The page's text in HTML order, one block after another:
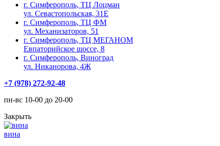
г. Симферополь, ТЦ Лоцман
ул. Севастопольская, 31Е
г. Симферополь, ТЦ ФМ
ул. Механизаторов, 51
г. Симферополь, ТЦ МЕГАНОМ
Евпаторийское шоссе, 8
г. Симферополь, Виноград
ул. Никанорова, 4Ж
+7 (978) 272-92-48
пн-вс 10-00 до 20-00
Закрыть
вина